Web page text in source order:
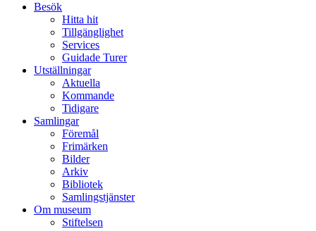
Besök
Hitta hit
Tillgänglighet
Services
Guidade Turer
Utställningar
Aktuella
Kommande
Tidigare
Samlingar
Föremål
Frimärken
Bilder
Arkiv
Bibliotek
Samlingstjänster
Om museum
Stiftelsen